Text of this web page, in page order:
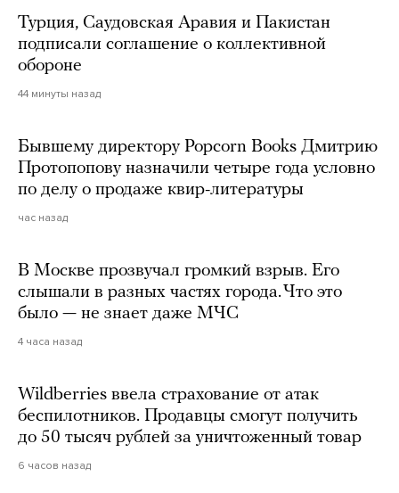
Турция, Саудовская Аравия и Пакистан
подписали соглашение о коллективной
обороне
44 минуты назад
Бывшему директору Popcorn Books Дмитрию
Протопопову назначили четыре года условно
по делу о продаже квир-литературы
час назад
В Москве прозвучал громкий взрыв. Его
слышали в разных частях города. Что это
было — не знает даже МЧС
4 часа назад
Wildberries ввела страхование от атак
беспилотников. Продавцы смогут получить
до 50 тысяч рублей за уничтоженный товар
6 часов назад